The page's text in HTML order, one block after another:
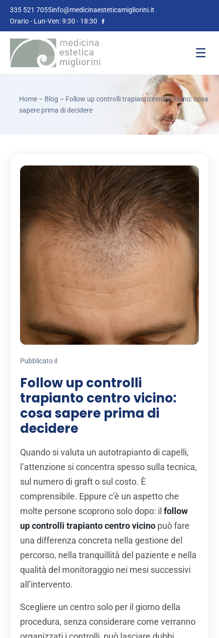
335 521 7055info@medicinaesteticamigliorini.it
Orario - Lun-Ven: 9:30 - 18:30
☰
Home – Blog – Follow up controlli trapianto centro vicino: cosa
sapere prima di decidere
Pubblicato il
Follow up controlli
trapianto centro vicino:
cosa sapere prima di
decidere
Quando si valuta un autotrapianto di capelli,
l’attenzione si concentra spesso sulla tecnica,
sul numero di graft o sul costo. È
comprensibile. Eppure c’è un aspetto che
molte persone scoprono solo dopo: il follow
up controlli trapianto centro vicino può fare
una differenza concreta nella gestione del
percorso, nella tranquillità del paziente e nella
qualità del monitoraggio nei mesi successivi
all’intervento.
Scegliere un centro solo per il giorno della
procedura, senza considerare come verranno